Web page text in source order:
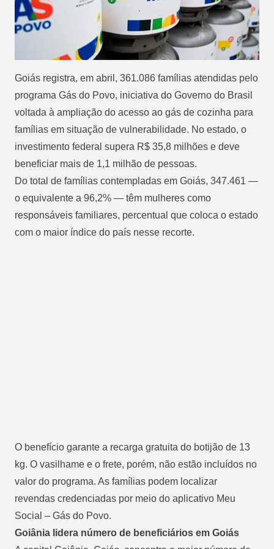
Goiás registra, em abril, 361.086 famílias atendidas pelo
programa Gás do Povo, iniciativa do Governo do Brasil
voltada à ampliação do acesso ao gás de cozinha para
famílias em situação de vulnerabilidade. No estado, o
investimento federal supera R$ 35,8 milhões e deve
beneficiar mais de 1,1 milhão de pessoas.
Do total de famílias contempladas em Goiás, 347.461 —
o equivalente a 96,2% — têm mulheres como
responsáveis familiares, percentual que coloca o estado
com o maior índice do país nesse recorte.
O benefício garante a recarga gratuita do botijão de 13
kg. O vasilhame e o frete, porém, não estão incluídos no
valor do programa. As famílias podem localizar
revendas credenciadas por meio do aplicativo Meu
Social – Gás do Povo.
Goiânia lidera número de beneficiários em Goiás